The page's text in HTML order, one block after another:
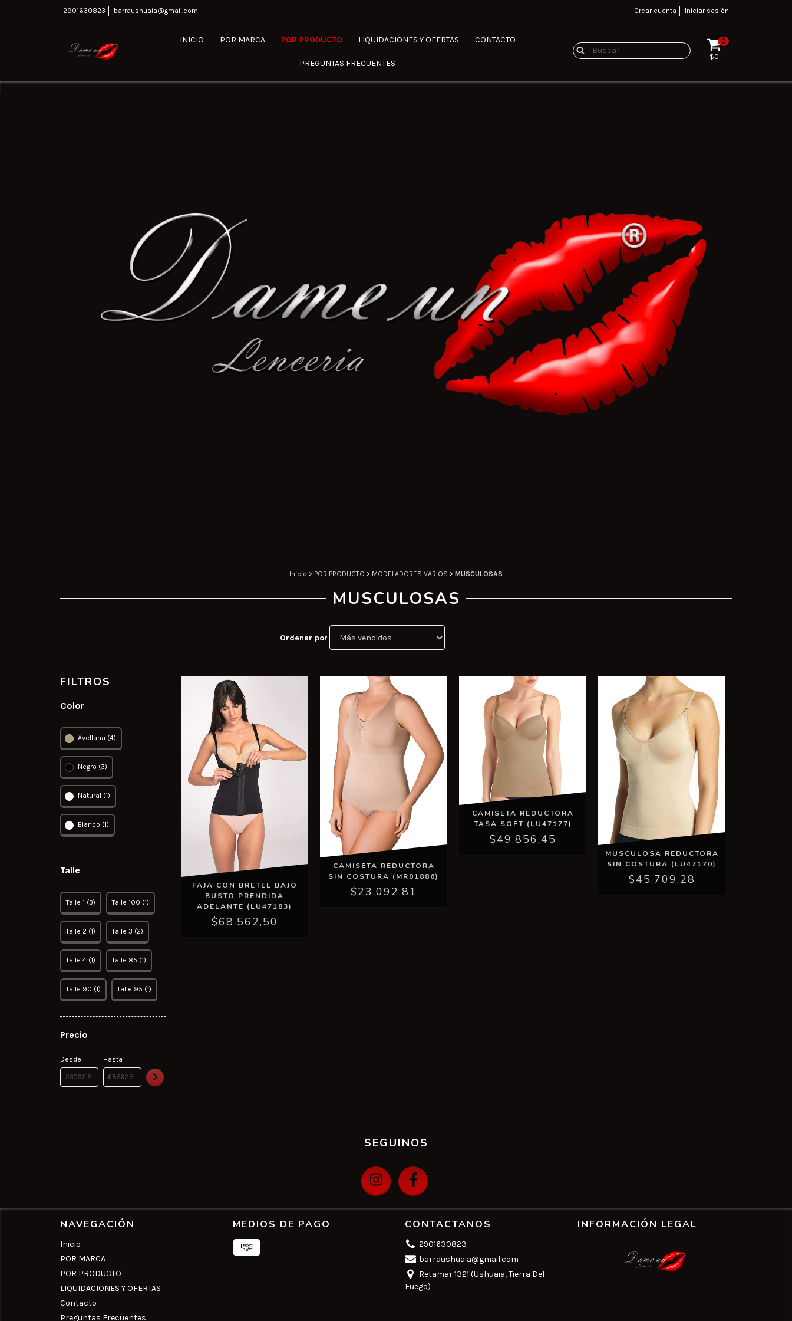
2901630823 barraushuaia@gmail.com Crear cuenta Iniciar sesión
INICIO POR MARCA POR PRODUCTO LIQUIDACIONES Y OFERTAS CONTACTO
PREGUNTAS FRECUENTES
0
$0
Inicio > POR PRODUCTO > MODELADORES VARIOS > MUSCULOSAS
MUSCULOSAS
Ordenar por
FILTROS
Color
Avellana (4)
Negro (3)
Natural (1)
Blanco (1)
Talle
Talle 1 (3) Talle 100 (1)
Talle 2 (1) Talle 3 (2)
Talle 4 (1) Talle 85 (1)
Talle 90 (1) Talle 95 (1)
Precio
Desde Hasta
FAJA CON BRETEL BAJO
BUSTO PRENDIDA
ADELANTE (LU47183)
$68.562,50
CAMISETA REDUCTORA
SIN COSTURA (MR01886)
$23.092,81
CAMISETA REDUCTORA
TASA SOFT (LU47177)
$49.856,45
MUSCULOSA REDUCTORA
SIN COSTURA (LU47170)
$45.709,28
SEGUINOS
NAVEGACIÓN
Inicio
POR MARCA
POR PRODUCTO
LIQUIDACIONES Y OFERTAS
Contacto
Preguntas Frecuentes
MEDIOS DE PAGO CONTACTANOS
2901630823
barraushuaia@gmail.com
Retamar 1321 (Ushuaia, Tierra Del
Fuego)
INFORMACIÓN LEGAL